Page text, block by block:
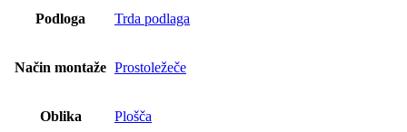
Podloga Trda podlaga
Način montaže Prostoležeče
Oblika Plošča